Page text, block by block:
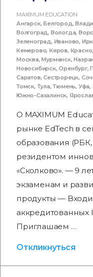
MAXIMUM EDUCATION
Ангарск,Белгород,
Волгоград, Вологда,
Зеленоград, Иваново,
Кемерово,Киров,
Москва,Мурманск,
Новосибирск,Оренбург,
Саратов,Сестрорецк,
Томск, Тула,Тюмень, Уфа,
Южно-Сахалинск,
О MAXIMUM
рынке EdTech в
образования
резидентом
«Сколково». — 9
экзаменам и
продукты —
Приглашаем …
Откликнуться